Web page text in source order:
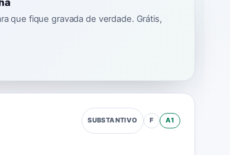
que fique gravada de verdade. Grátis,
SUBSTANTIVO F A1